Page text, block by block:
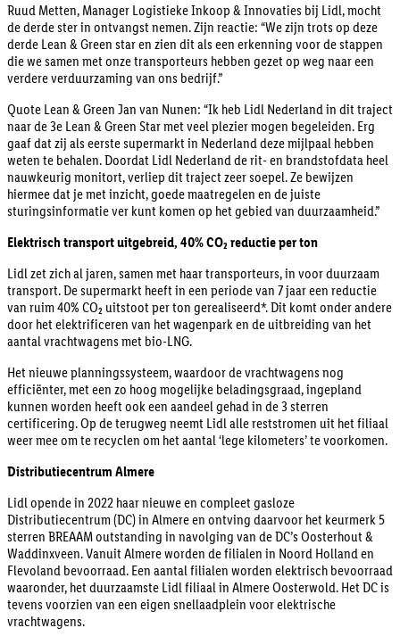
Ruud Metten, Manager Logistieke Inkoop & Innovaties bij Lidl, mocht
de derde ster in ontvangst nemen. Zijn reactie: “We zijn trots op deze
derde Lean & Green star en zien dit als een erkenning voor de stappen
die we samen met onze transporteurs hebben gezet op weg naar een
verdere verduurzaming van ons bedrijf.”
Quote Lean & Green Jan van Nunen: “Ik heb Lidl Nederland in dit traject
naar de 3e Lean & Green Star met veel plezier mogen begeleiden. Erg
gaaf dat zij als eerste supermarkt in Nederland deze mijlpaal hebben
weten te behalen. Doordat Lidl Nederland de rit- en brandstofdata heel
nauwkeurig monitort, verliep dit traject zeer soepel. Ze bewijzen
hiermee dat je met inzicht, goede maatregelen en de juiste
sturingsinformatie ver kunt komen op het gebied van duurzaamheid.”
Elektrisch transport uitgebreid, 40% CO₂ reductie per ton
Lidl zet zich al jaren, samen met haar transporteurs, in voor duurzaam
transport. De supermarkt heeft in een periode van 7 jaar een reductie
van ruim 40% CO₂ uitstoot per ton gerealiseerd*. Dit komt onder andere
door het elektrificeren van het wagenpark en de uitbreiding van het
aantal vrachtwagens met bio-LNG.
Het nieuwe planningssysteem, waardoor de vrachtwagens nog
efficiënter, met een zo hoog mogelijke beladingsgraad, ingepland
kunnen worden heeft ook een aandeel gehad in de 3 sterren
certificering. Op de terugweg neemt Lidl alle reststromen uit het filiaal
weer mee om te recyclen om het aantal ‘lege kilometers’ te voorkomen.
Distributiecentrum Almere
Lidl opende in 2022 haar nieuwe en compleet gasloze
Distributiecentrum (DC) in Almere en ontving daarvoor het keurmerk 5
sterren BREAAM outstanding in navolging van de DC’s Oosterhout &
Waddinxveen. Vanuit Almere worden de filialen in Noord Holland en
Flevoland bevoorraad. Een aantal filialen worden elektrisch bevoorraad
waaronder, het duurzaamste Lidl filiaal in Almere Oosterwold. Het DC is
tevens voorzien van een eigen snellaadplein voor elektrische
vrachtwagens.